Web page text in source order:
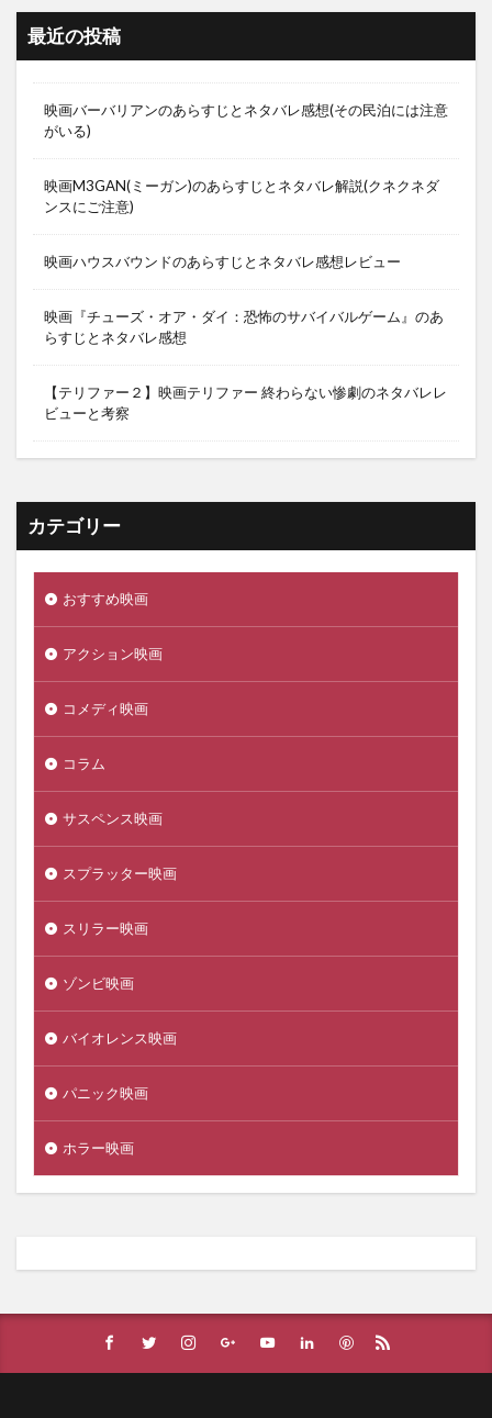
最近の投稿
映画バーバリアンのあらすじとネタバレ感想(その民泊には注意
がいる)
映画M3GAN(ミーガン)のあらすじとネタバレ解説(クネクネダ
ンスにご注意)
映画ハウスバウンドのあらすじとネタバレ感想レビュー
映画『チューズ・オア・ダイ：恐怖のサバイバルゲーム』のあ
らすじとネタバレ感想
【テリファー２】映画テリファー 終わらない惨劇のネタバレレ
ビューと考察
カテゴリー
おすすめ映画
アクション映画
コメディ映画
コラム
サスペンス映画
スプラッター映画
スリラー映画
ゾンビ映画
バイオレンス映画
パニック映画
ホラー映画